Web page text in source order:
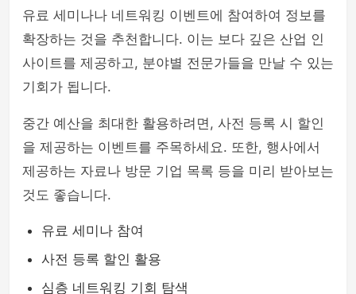
유료 세미나나 네트워킹 이벤트에 참여하여 정보를
확장하는 것을 추천합니다. 이는 보다 깊은 산업 인
사이트를 제공하고, 분야별 전문가들을 만날 수 있는
기회가 됩니다.
중간 예산을 최대한 활용하려면, 사전 등록 시 할인
을 제공하는 이벤트를 주목하세요. 또한, 행사에서
제공하는 자료나 방문 기업 목록 등을 미리 받아보는
것도 좋습니다.
유료 세미나 참여
사전 등록 할인 활용
심층 네트워킹 기회 탐색